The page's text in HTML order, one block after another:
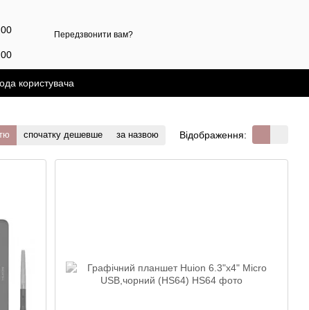
Передзвонити вам?
користувача
спочатку дешевше за назвою Відображення: